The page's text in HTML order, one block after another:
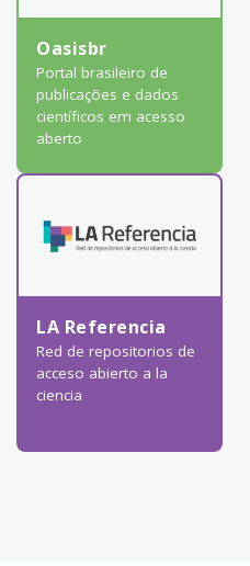
Oasisbr
Portal brasileiro de
publicações e dados
científicos em acesso
aberto
LA Referencia
Red de repositorios de
acceso abierto a la
ciencia